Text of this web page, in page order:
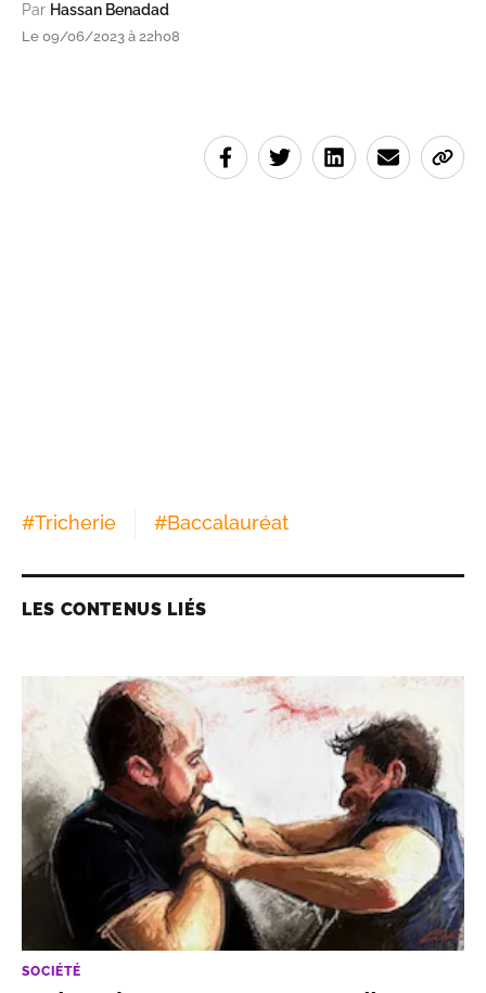
Par Hassan Benadad
Le 09/06/2023 à 22h08
#Tricherie #Baccalauréat
LES CONTENUS LIÉS
SOCIÉTÉ